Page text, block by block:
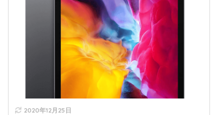
2020年12月25日